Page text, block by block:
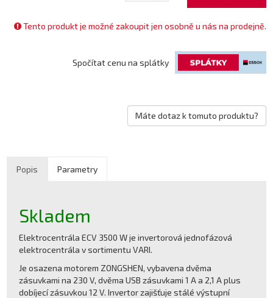
Tento produkt je možné zakoupit jen osobně u nás na prodejně.
Spočítat cenu na splátky
Máte dotaz k tomuto produktu?
Popis Parametry
Skladem
Elektrocentrála ECV 3500 W je invertorová jednofázová
elektrocentrála v sortimentu VARI.
Je osazena motorem ZONGSHEN, vybavena dvěma
zásuvkami na 230 V, dvěma USB zásuvkami 1 A a 2,1 A plus
dobíjecí zásuvkou 12 V. Invertor zajišťuje stálé výstupní